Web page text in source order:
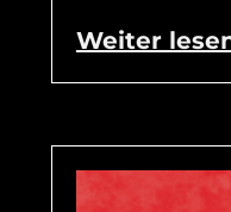
Weiter